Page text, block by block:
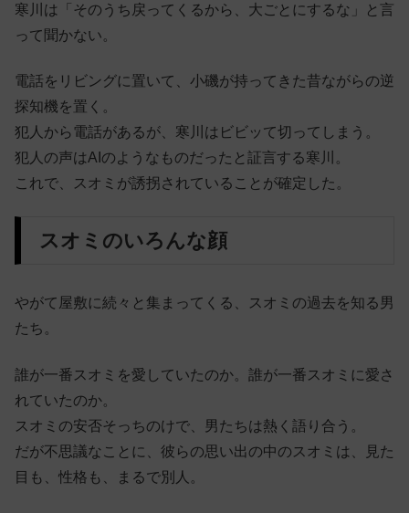
寒川は「そのうち戻ってくるから、大ごとにするな」と言
って聞かない。
電話をリビングに置いて、小磯が持ってきた昔ながらの逆
探知機を置く。
犯人から電話があるが、寒川はビビッて切ってしまう。
犯人の声はAIのようなものだったと証言する寒川。
これで、スオミが誘拐されていることが確定した。
スオミのいろんな顔
やがて屋敷に続々と集まってくる、スオミの過去を知る男
たち。
誰が一番スオミを愛していたのか。誰が一番スオミに愛さ
れていたのか。
スオミの安否そっちのけで、男たちは熱く語り合う。
だが不思議なことに、彼らの思い出の中のスオミは、見た
目も、性格も、まるで別人。